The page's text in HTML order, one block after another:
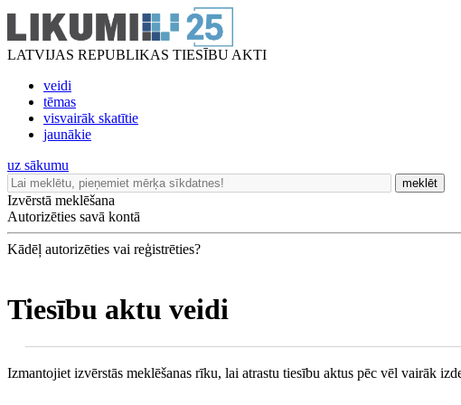
LATVIJAS REPUBLIKAS TIESĪBU AKTI
veidi
tēmas
visvairāk skatītie
jaunākie
uz sākumu
meklēt
Izvērstā meklēšana
Autorizēties savā kontā
Kādēļ autorizēties vai reģistrēties?
Tiesību aktu veidi
Izmantojiet izvērstās meklēšanas rīku, lai atrastu tiesību aktus pēc vēl vairāk